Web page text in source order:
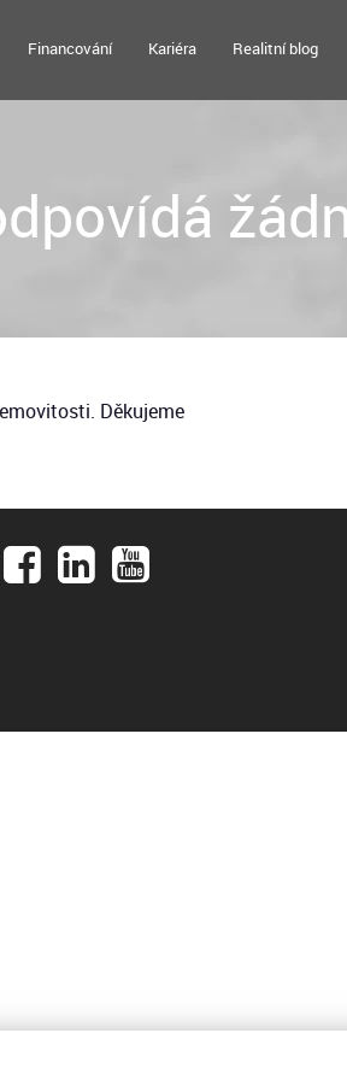
Financování Kariéra Realitní blog
Děkujeme